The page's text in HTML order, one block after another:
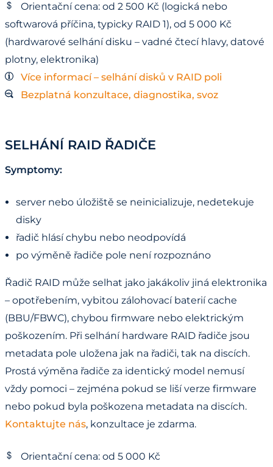
Orientační cena: od 2 500 Kč (logická nebo
softwarová příčina, typicky RAID 1), od 5 000 Kč
(hardwarové selhání disku – vadné čtecí hlavy, datové
plotny, elektronika)
Více informací – selhání disků v RAID poli
Bezplatná konzultace, diagnostika, svoz
SELHÁNÍ RAID ŘADIČE
Symptomy:
server nebo úložiště se neinicializuje, nedetekuje
disky
řadič hlásí chybu nebo neodpovídá
po výměně řadiče pole není rozpoznáno
Řadič RAID může selhat jako jakákoliv jiná elektronika
– opotřebením, vybitou zálohovací baterií cache
(BBU/FBWC), chybou firmware nebo elektrickým
poškozením. Při selhání hardware RAID řadiče jsou
metadata pole uložena jak na řadiči, tak na discích.
Prostá výměna řadiče za identický model nemusí
vždy pomoci – zejména pokud se liší verze firmware
nebo pokud byla poškozena metadata na discích.
Kontaktujte nás, konzultace je zdarma.
Orientační cena: od 5 000 Kč